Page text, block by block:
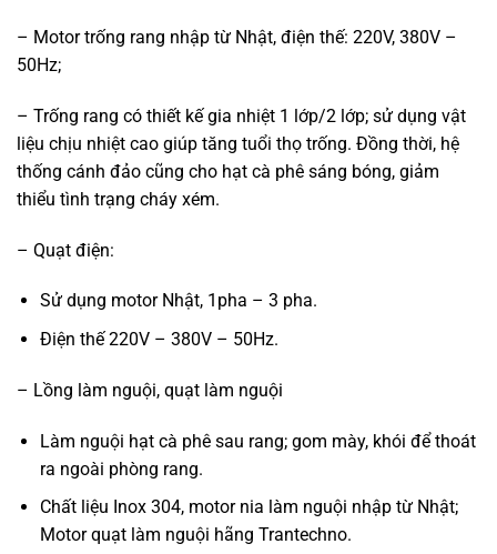
– Motor trống rang nhập từ Nhật, điện thế: 220V, 380V –
50Hz;
– Trống rang có thiết kế gia nhiệt 1 lớp/2 lớp; sử dụng vật
liệu chịu nhiệt cao giúp tăng tuổi thọ trống. Đồng thời, hệ
thống cánh đảo cũng cho hạt cà phê sáng bóng, giảm
thiểu tình trạng cháy xém.
– Quạt điện:
Sử dụng motor Nhật, 1pha – 3 pha.
Điện thế 220V – 380V – 50Hz.
– Lồng làm nguội, quạt làm nguội
Làm nguội hạt cà phê sau rang; gom mày, khói để thoát
ra ngoài phòng rang.
Chất liệu Inox 304, motor nia làm nguội nhập từ Nhật;
Motor quạt làm nguội hãng Trantechno.